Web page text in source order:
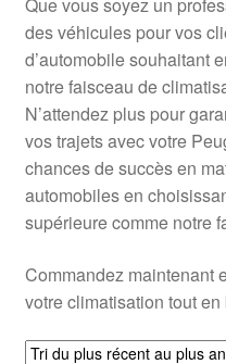
Termes et conditions
Que vous soyez un
des véhicules pour vos
d’automobile souhaitant
notre faisceau de
N’attendez plus pour
vos trajets avec votre
chances de succès en
automobiles en
supérieure comme notre
Commandez maintenant
votre climatisation tout